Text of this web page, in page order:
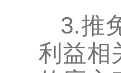
3.推
利益相